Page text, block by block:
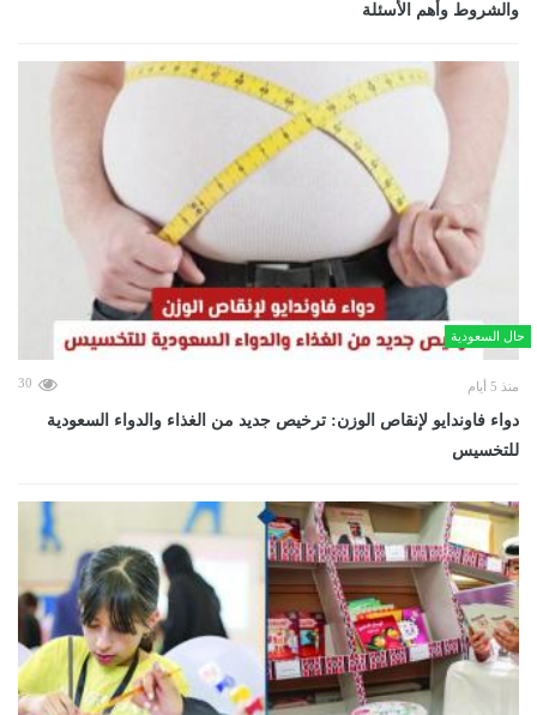
والشروط وأهم الأسئلة
حال السعودية
منذ 5 أيام 30
دواء فاوندايو لإنقاص الوزن: ترخيص جديد من الغذاء والدواء السعودية
للتخسيس